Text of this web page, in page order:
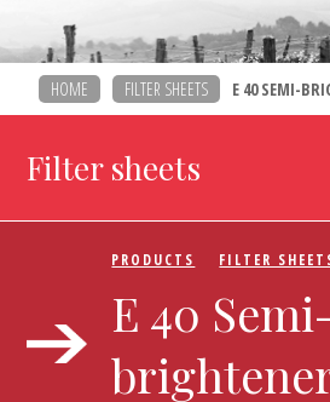
HOME FILTER SHEETS E 40 SEMI-
Filter sheets
PRODUCTS FILTER
E 40